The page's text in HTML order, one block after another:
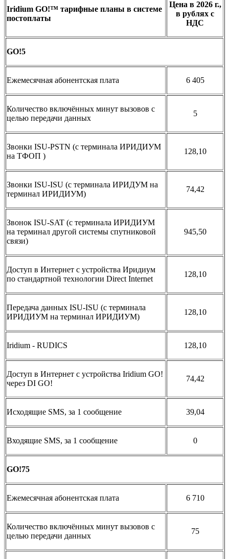
Iridium GO!™ тарифные планы в системе
постоплаты
Цена в 2026 г.,
в рублях с
НДС
GO!5
Ежемесячная абонентская плата 6 405
Количество включённых минут вызовов с
целью передачи данных
5
Звонки ISU-PSTN (с терминала ИРИДИУМ
на ТФОП )
128,10
Звонки ISU-ISU (с терминала ИРИДУМ на
терминал ИРИДИУМ)
74,42
Звонок ISU-SAT (c терминала ИРИДИУМ
на терминал другой системы спутниковой
связи)
945,50
Доступ в Интернет с устройства Иридиум
по стандартной технологии Direct Internet
128,10
Передача данных ISU-ISU (c терминала
ИРИДИУМ на терминал ИРИДИУМ)
128,10
Iridium - RUDICS 128,10
Доступ в Интернет с устройства Iridium GO!
через DI GO!
74,42
Исходящие SMS, за 1 сообщение 39,04
Входящие SMS, за 1 сообщение 0
GO!75
Ежемесячная абонентская плата 6 710
Количество включённых минут вызовов с
целью передачи данных
75